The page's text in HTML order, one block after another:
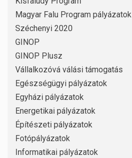
Magyar Falu Program pályázatok
Széchenyi 2020
GINOP
GINOP Plusz
Vállalkozóvá válási támogatás
Egészségügyi pályázatok
Egyházi pályázatok
Energetikai pályázatok
Építészeti pályázatok
Fotópályázatok
Informatikai pályázatok